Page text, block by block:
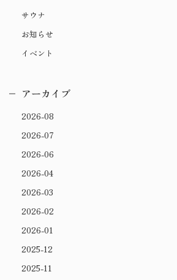
サウナ
お知らせ
イベント
アーカイブ
2026-08
2026-07
2026-06
2026-04
2026-03
2026-02
2026-01
2025-12
2025-11